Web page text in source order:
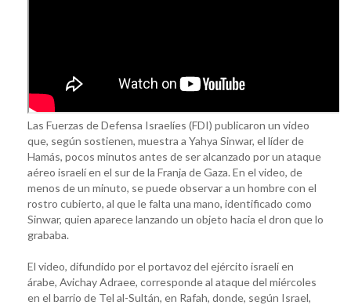
Las Fuerzas de Defensa Israelíes (FDI) publicaron un video
que, según sostienen, muestra a Yahya Sinwar, el líder de
Hamás, pocos minutos antes de ser alcanzado por un ataque
aéreo israelí en el sur de la Franja de Gaza. En el video, de
menos de un minuto, se puede observar a un hombre con el
rostro cubierto, al que le falta una mano, identificado como
Sinwar, quien aparece lanzando un objeto hacia el dron que lo
grababa.
El video, difundido por el portavoz del ejército israelí en
árabe, Avichay Adraee, corresponde al ataque del miércoles
en el barrio de Tel al-Sultán, en Rafah, donde, según Israel,